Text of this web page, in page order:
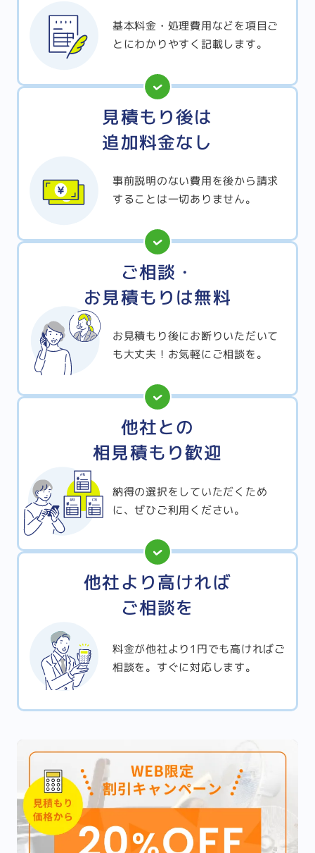
基本料金・処理費用などを項目ご
とにわかりやすく記載します。
見積もり後は
追加料金なし
事前説明のない費用を後から請求
することは一切ありません。
ご相談・
お見積もりは無料
お見積もり後にお断りいただいて
も大丈夫！お気軽にご相談を。
他社との
相見積もり歓迎
納得の選択をしていただくため
に、ぜひご利用ください。
他社より高ければ
ご相談を
料金が他社より1円でも高ければご
相談を。すぐに対応します。